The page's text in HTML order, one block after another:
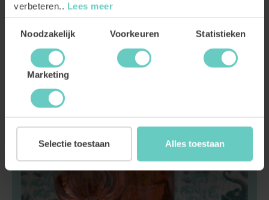
verbeteren.. Lees meer
Toestemmingsselectie
Noodzakelijk Voorkeuren Statistieken
Marketing
Alles toestaan
Selectie toestaan
DERRICK NELEMAN
Pionier in biologische wijn. Is Neleman begonnen om de
wijnwereld mooier te maken. Er is maar 1 planeet aarde, we
hebben geen reserve. ik vind het belangrijk dat andere mensen
weten hoe we op een gezonde manier bezig kunnen zijn met de
aarde. We hebben er maar 1 en er is geen reserve. En dat maak ik